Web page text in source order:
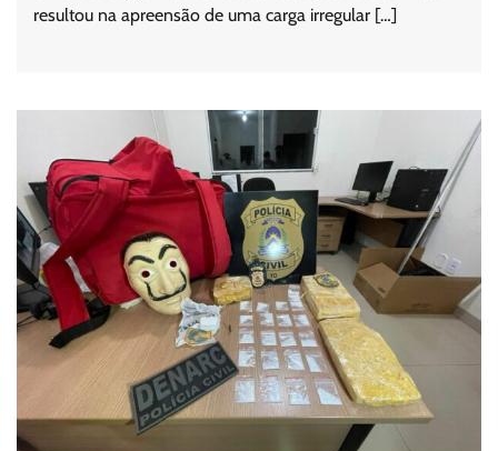
resultou na apreensão de uma carga irregular […]